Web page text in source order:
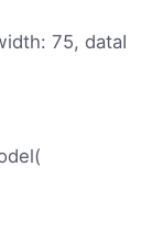
75, dataI